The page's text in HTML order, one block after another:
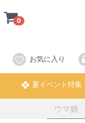
0
お気に入り